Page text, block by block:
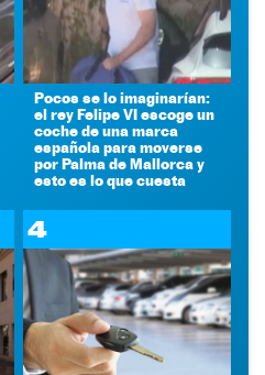
Pocos se lo imaginarían:
el rey Felipe VI escoge un
coche de una marca
española para moverse
por Palma de Mallorca y
esto es lo que cuesta
4